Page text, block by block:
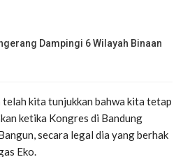
Dampingi 6 Wilayah Binaan
telah kita tunjukkan bahwa kita tetap
ketika Kongres di Bandung
secara legal dia yang berhak
Eko.